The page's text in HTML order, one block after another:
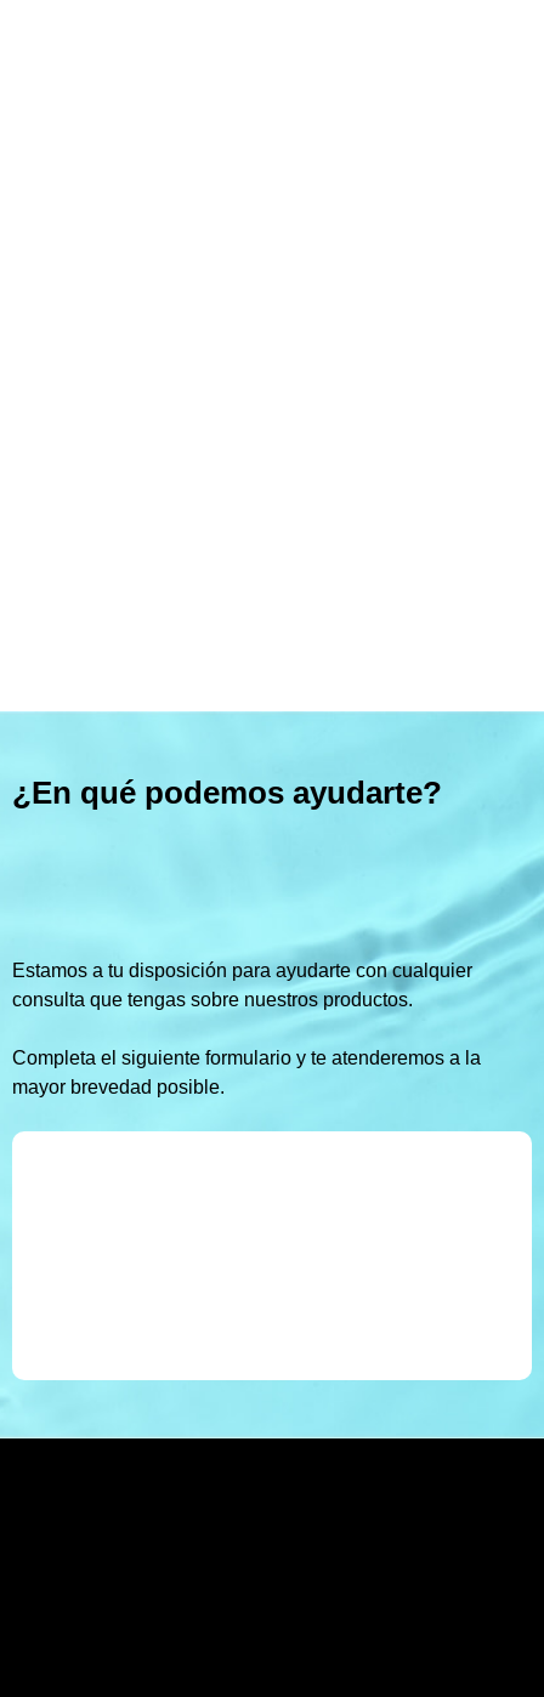
¿En qué podemos ayudarte?
Estamos a tu disposición para ayudarte con cualquier
consulta que tengas sobre nuestros productos.
Completa el siguiente formulario y te atenderemos a la
mayor brevedad posible.